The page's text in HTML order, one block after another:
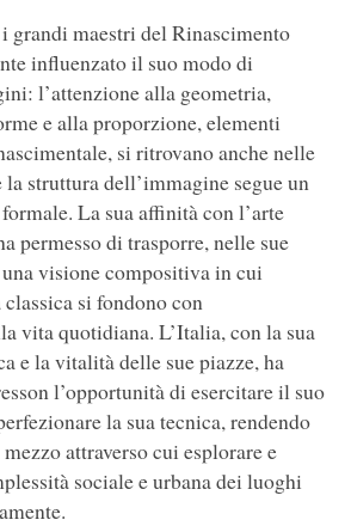
grandi maestri del Rinascimento
influenzato il suo modo di
l’attenzione alla geometria,
e alla proporzione, elementi
si ritrovano anche nelle
la struttura dell’immagine segue un
La sua affinità con l’arte
permesso di trasporre, nelle sue
visione compositiva in cui
si fondono con
vita quotidiana. L’Italia, con la sua
e la vitalità delle sue piazze, ha
l’opportunità di esercitare il suo
la sua tecnica, rendendo
attraverso cui esplorare e
sociale e urbana dei luoghi